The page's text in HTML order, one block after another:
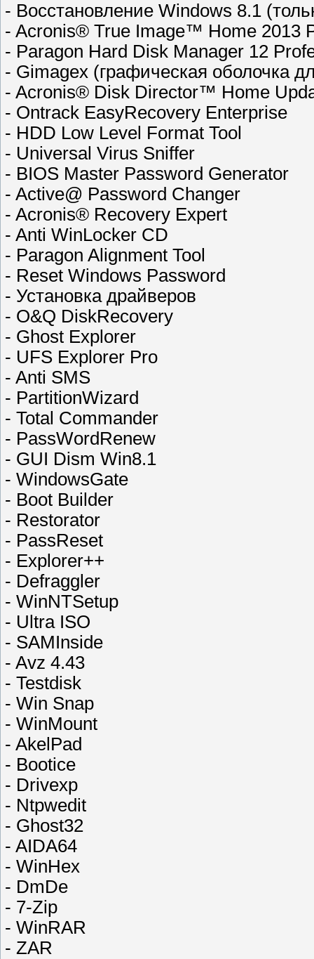
- Восстановление Windows 8.1
- Acronis® True Image™ Home 2013
- Paragon Hard Disk Manager 12
- Gimagex (графическая оболочка
- Acronis® Disk Director™ Home
- Ontrack EasyRecovery Enterprise
- HDD Low Level Format Tool
- Universal Virus Sniffer
- BIOS Master Password Generator
- Active@ Password Changer
- Acronis® Recovery Expert
- Anti WinLocker CD
- Paragon Alignment Tool
- Reset Windows Password
- Установка драйверов
- O&Q DiskRecovery
- Ghost Explorer
- UFS Explorer Pro
- Anti SMS
- PartitionWizard
- Total Commander
- PassWordRenew
- GUI Dism Win8.1
- WindowsGate
- Boot Builder
- Restorator
- PassReset
- Explorer++
- Defraggler
- WinNTSetup
- Ultra ISO
- SAMInside
- Avz 4.43
- Testdisk
- Win Snap
- WinMount
- AkelPad
- Bootice
- Drivexp
- Ntpwedit
- Ghost32
- AIDA64
- WinHex
- DmDe
- 7-Zip
- WinRAR
- ZAR